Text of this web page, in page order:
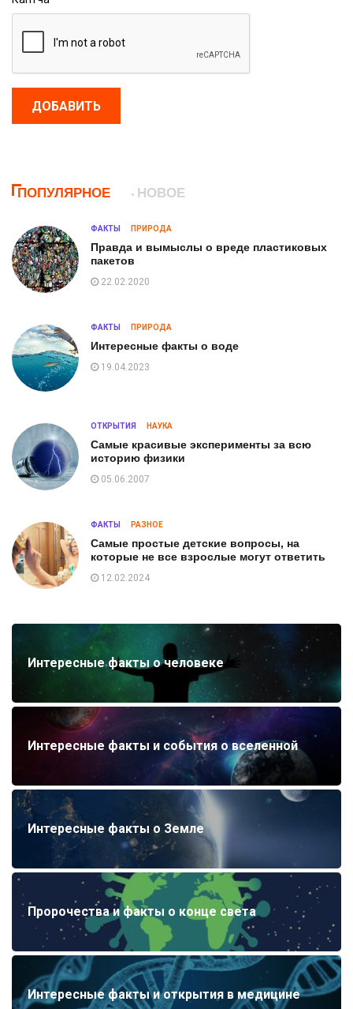
ДОБАВИТЬ
ПОПУЛЯРНОЕ НОВОЕ
ФАКТЫ ПРИРОДА
Правда и вымыслы о вреде пластиковых
пакетов
22.02.2020
ФАКТЫ ПРИРОДА
Интересные факты о воде
19.04.2023
ОТКРЫТИЯ НАУКА
Самые красивые эксперименты за всю
историю физики
05.06.2007
ФАКТЫ РАЗНОЕ
Самые простые детские вопросы, на
которые не все взрослые могут ответить
12.02.2024
Интересные факты о человеке
Интересные факты и события о вселенной
Интересные факты о Земле
Пророчества и факты о конце света
Интересные факты и открытия в медицине